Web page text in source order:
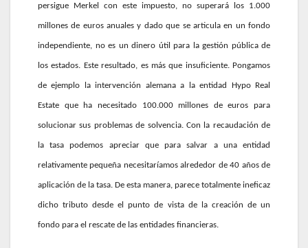
persigue Merkel con este impuesto, no superará los 1.000
millones de euros anuales y dado que se articula en un fondo
independiente, no es un dinero útil para la gestión pública de
los estados. Este resultado, es más que insuficiente. Pongamos
de ejemplo la intervención alemana a la entidad Hypo Real
Estate que ha necesitado 100.000 millones de euros para
solucionar sus problemas de solvencia. Con la recaudación de
la tasa podemos apreciar que para salvar a una entidad
relativamente pequeña necesitaríamos alrededor de 40 años de
aplicación de la tasa. De esta manera, parece totalmente ineficaz
dicho tributo desde el punto de vista de la creación de un
fondo para el rescate de las entidades financieras.